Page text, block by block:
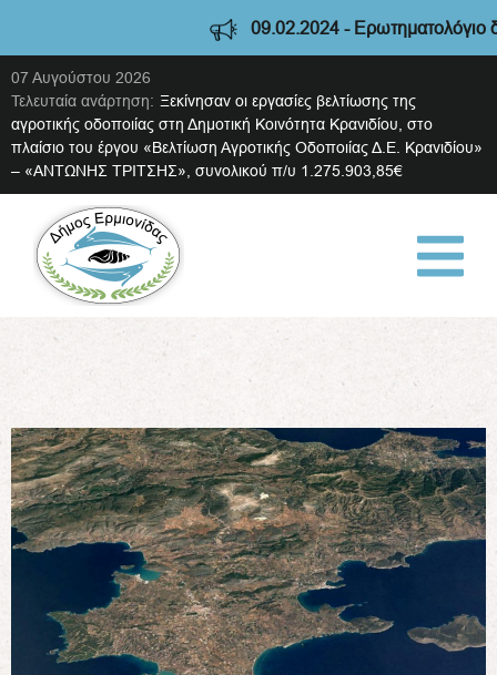
09.02.2024 - Ερωτηματολόγιο διαβούλευσης
07 Αυγούστου 2026
Τελευταία ανάρτηση: Ξεκίνησαν οι εργασίες βελτίωσης της
αγροτικής οδοποιίας στη Δημοτική Κοινότητα Κρανιδίου, στο
πλαίσιο του έργου «Βελτίωση Αγροτικής Οδοποιίας Δ.Ε. Κρανιδίου»
– «ΑΝΤΩΝΗΣ ΤΡΙΤΣΗΣ», συνολικού π/υ 1.275.903,85€